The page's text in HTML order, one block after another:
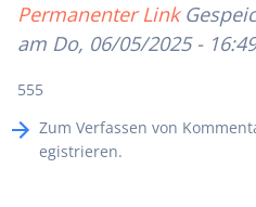
Permanenter Link
am Do, 06/05/2025 - 16:49
555
Zum Verfassen von
egistrieren.